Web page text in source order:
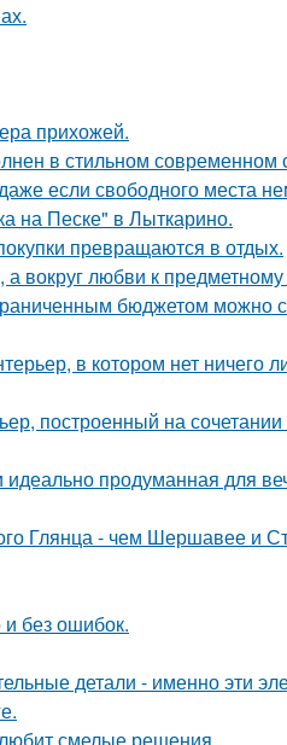
прихожей.
в стильном современном
если свободного места
на Песке" в Лыткарино.
превращаются в отдых.
а вокруг любви к
бюджетом можно
в котором нет ничего
построенный на
продуманная для
Глянца - чем Шершавее и
и без ошибок.
детали - именно эти